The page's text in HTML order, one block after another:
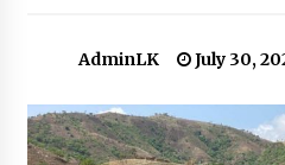
Aturan Golden
Perahu Terbalik
AdminLK July 30,